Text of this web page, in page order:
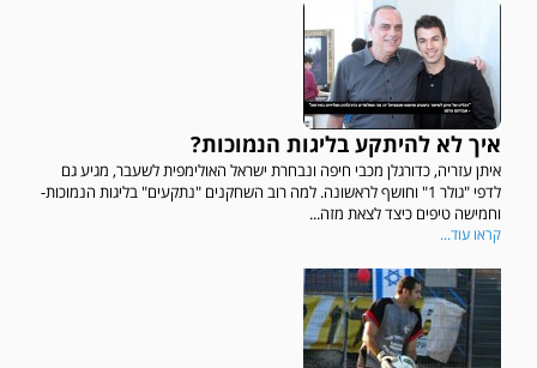
איך לא להיתקע בליגות הנמוכות?
איתן עזריה, כדורגלן מכבי חיפה ונבחרת ישראל האולימפית לשעבר, מגיע גם
לדפי "גולר 1" וחושף לראשונה. למה רוב השחקנים "נתקעים" בליגות הנמוכות-
וחמישה טיפים כיצד לצאת מזה...
קראו עוד...